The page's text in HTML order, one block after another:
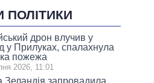
ПОЛІТИКИ
дрон влучив у
у Прилуках, спалахнула
пожежа
2026, 11:01
Зеландія запровадила